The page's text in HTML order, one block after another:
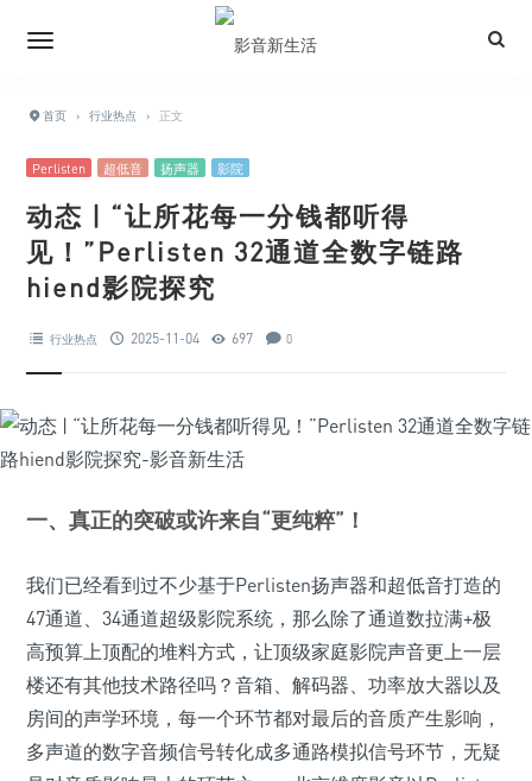
首页 › 行业热点 › 正文
Perlisten 超低音 扬声器 影院
动态 | “让所花每一分钱都听得
见！”Perlisten 32通道全数字链路
hiend影院探究
行业热点 2025-11-04 697 0
一、真正的突破或许来自“更纯粹”！
我们已经看到过不少基于Perlisten扬声器和超低音打造的
47通道、34通道超级影院系统，那么除了通道数拉满+极
高预算上顶配的堆料方式，让顶级家庭影院声音更上一层
楼还有其他技术路径吗？音箱、解码器、功率放大器以及
房间的声学环境，每一个环节都对最后的音质产生影响，
多声道的数字音频信号转化成多通路模拟信号环节，无疑